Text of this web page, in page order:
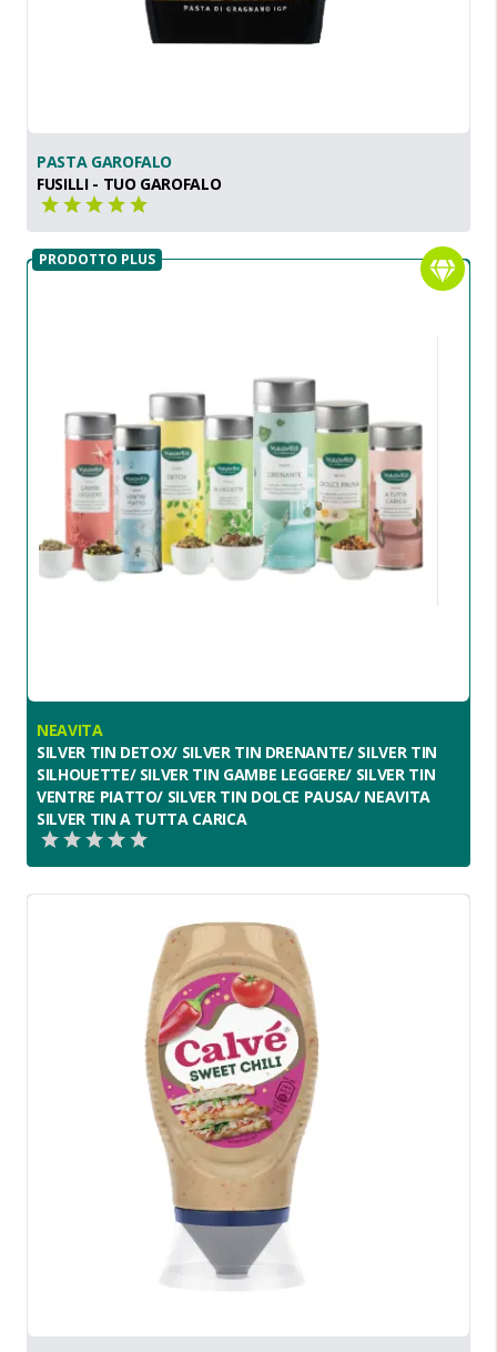
PASTA GAROFALO
FUSILLI - TUO GAROFALO
NEAVITA
SILVER TIN DETOX/ SILVER TIN DRENANTE/ SILVER TIN
SILHOUETTE/ SILVER TIN GAMBE LEGGERE/ SILVER TIN
VENTRE PIATTO/ SILVER TIN DOLCE PAUSA/ NEAVITA
SILVER TIN A TUTTA CARICA
PRODOTTO PLUS